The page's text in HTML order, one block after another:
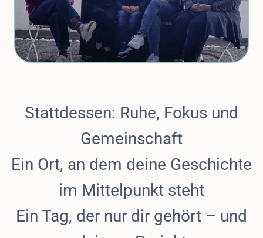
Stattdessen: Ruhe, Fokus und
Gemeinschaft
Ein Ort, an dem deine Geschichte
im Mittelpunkt steht
Ein Tag, der nur dir gehört – und